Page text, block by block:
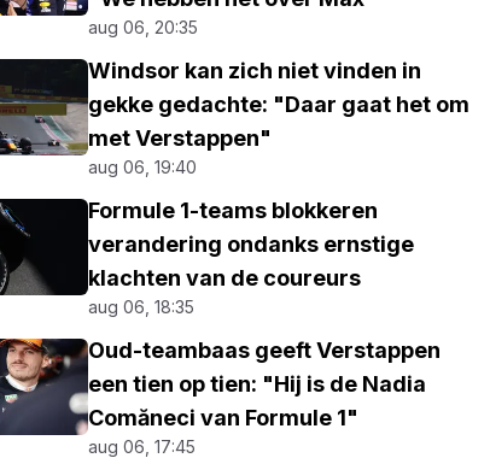
aug 06, 20:35
Windsor kan zich niet vinden in
gekke gedachte: "Daar gaat het om
met Verstappen"
aug 06, 19:40
Formule 1-teams blokkeren
verandering ondanks ernstige
klachten van de coureurs
aug 06, 18:35
Oud-teambaas geeft Verstappen
een tien op tien: "Hij is de Nadia
Comăneci van Formule 1"
aug 06, 17:45